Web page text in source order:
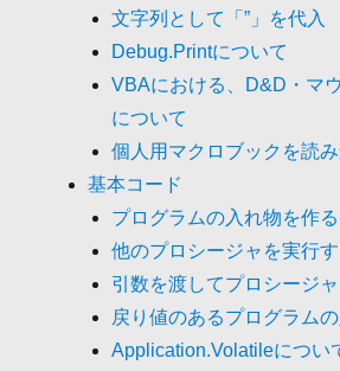
文字列として「”」を代入
Debug.Printについて
VBAにおける、D&D・マ
について
個人用マクロブックを読
基本コード
プログラムの入れ物を作る
他のプロシージャを実行す
引数を渡してプロシージ
戻り値のあるプログラム
Application.Volatileについ